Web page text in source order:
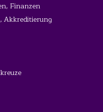
Finanzen
Akkreditierung